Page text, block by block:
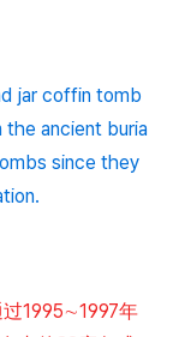
jar coffin tomb
ancient buria
since they
1995∼1997年